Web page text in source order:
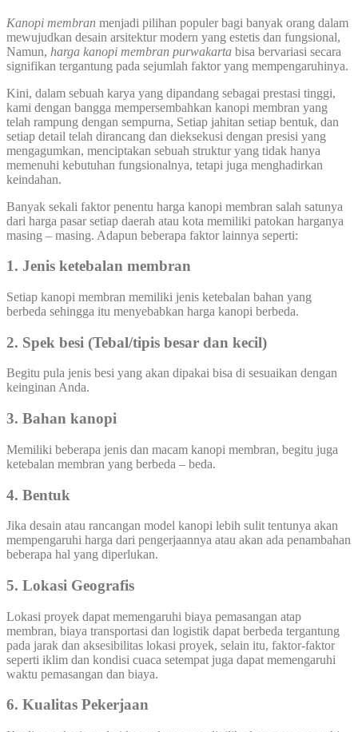
Kanopi membran menjadi pilihan populer bagi banyak orang dalam
mewujudkan desain arsitektur modern yang estetis dan fungsional,
Namun, harga kanopi membran purwakarta bisa bervariasi secara
signifikan tergantung pada sejumlah faktor yang mempengaruhinya.
Kini, dalam sebuah karya yang dipandang sebagai prestasi tinggi,
kami dengan bangga mempersembahkan kanopi membran yang
telah rampung dengan sempurna, Setiap jahitan setiap bentuk, dan
setiap detail telah dirancang dan dieksekusi dengan presisi yang
mengagumkan, menciptakan sebuah struktur yang tidak hanya
memenuhi kebutuhan fungsionalnya, tetapi juga menghadirkan
keindahan.
Banyak sekali faktor penentu harga kanopi membran salah satunya
dari harga pasar setiap daerah atau kota memiliki patokan harganya
masing – masing. Adapun beberapa faktor lainnya seperti:
1. Jenis ketebalan membran
Setiap kanopi membran memiliki jenis ketebalan bahan yang
berbeda sehingga itu menyebabkan harga kanopi berbeda.
2. Spek besi (Tebal/tipis besar dan kecil)
Begitu pula jenis besi yang akan dipakai bisa di sesuaikan dengan
keinginan Anda.
3. Bahan kanopi
Memiliki beberapa jenis dan macam kanopi membran, begitu juga
ketebalan membran yang berbeda – beda.
4. Bentuk
Jika desain atau rancangan model kanopi lebih sulit tentunya akan
mempengaruhi harga dari pengerjaannya atau akan ada penambahan
beberapa hal yang diperlukan.
5. Lokasi Geografis
Lokasi proyek dapat memengaruhi biaya pemasangan atap
membran, biaya transportasi dan logistik dapat berbeda tergantung
pada jarak dan aksesibilitas lokasi proyek, selain itu, faktor-faktor
seperti iklim dan kondisi cuaca setempat juga dapat memengaruhi
waktu pemasangan dan biaya.
6. Kualitas Pekerjaan